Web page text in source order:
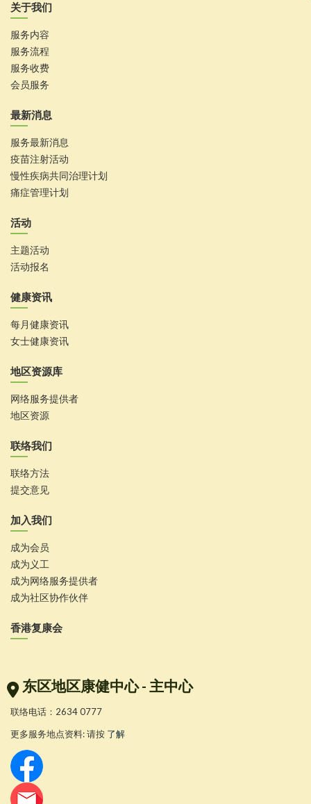
关于我们
服务内容
服务流程
服务收费
会员服务
最新消息
服务最新消息
疫苗注射活动
慢性疾病共同治理计划
痛症管理计划
活动
主题活动
活动报名
健康资讯
每月健康资讯
女士健康资讯
地区资源库
网络服务提供者
地区资源
联络我们
联络方法
提交意见
加入我们
成为会员
成为义工
成为网络服务提供者
成为社区协作伙伴
香港复康会
东区地区康健中心 - 主中心
联络电话：2634 0777
更多服务地点资料: 请按 了解